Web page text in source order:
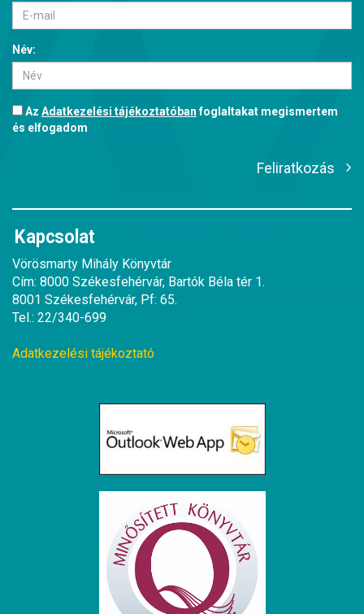
Név:
Az Adatkezelési tájékoztatóbanfoglaltakat megismertem
és elfogadom
Feliratkozás
Kapcsolat
Vörösmarty Mihály Könyvtár
Cím: 8000 Székesfehérvár, Bartók Béla tér 1.
8001 Székesfehérvár, Pf: 65.
Tel.: 22/340-699
Adatkezelési tájékoztató